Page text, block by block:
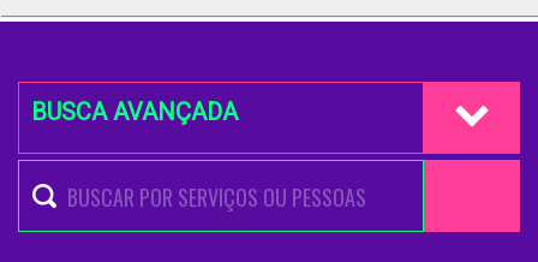
BUSCA AVANÇADA